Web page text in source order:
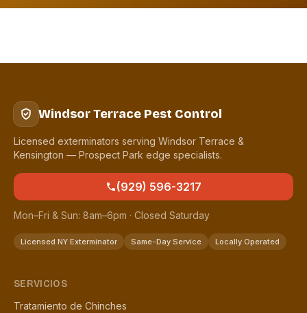
Windsor Terrace Pest Control
Licensed exterminators serving Windsor Terrace &
Kensington — Prospect Park edge specialists.
(929) 596-3217
Mon–Fri & Sun: 8am–6pm · Closed Saturday
Licensed NY Exterminator Same-Day Service Locally Operated
SERVICIOS
Tratamiento de Chinches